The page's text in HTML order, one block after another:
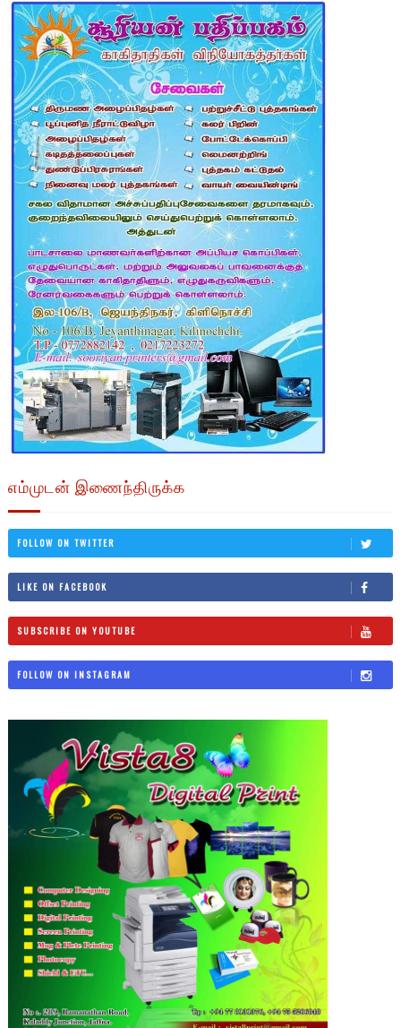
எம்முடன் இணைந்திருக்க
FOLLOW ON TWITTER
LIKE ON FACEBOOK
SUBSCRIBE ON YOUTUBE
FOLLOW ON INSTAGRAM